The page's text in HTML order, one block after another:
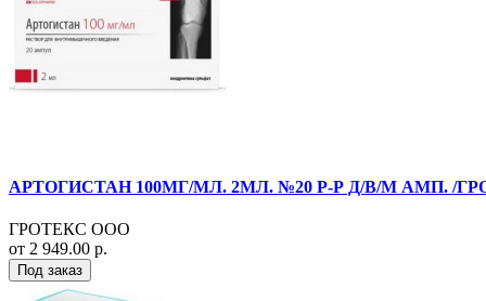
АРТОГИСТАН 100МГ/МЛ. 2МЛ. №20 Р-Р Д/В/М АМП. /
ГРОТЕКС ООО
от 2 949.00 р.
Под заказ